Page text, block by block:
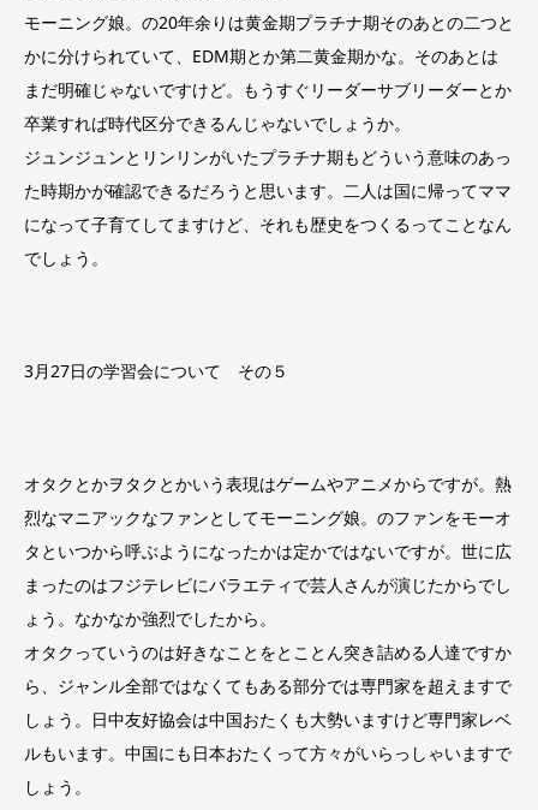
モーニング娘。の20年余りは黄金期プラチナ期そのあとの二つと
かに分けられていて、EDM期とか第二黄金期かな。そのあとは
まだ明確じゃないですけど。もうすぐリーダーサブリーダーとか
卒業すれば時代区分できるんじゃないでしょうか。
ジュンジュンとリンリンがいたプラチナ期もどういう意味のあっ
た時期かが確認できるだろうと思います。二人は国に帰ってママ
になって子育てしてますけど、それも歴史をつくるってことなん
でしょう。
3月27日の学習会について その５
オタクとかヲタクとかいう表現はゲームやアニメからですが。熱
烈なマニアックなファンとしてモーニング娘。のファンをモーオ
タといつから呼ぶようになったかは定かではないですが。世に広
まったのはフジテレビにバラエティで芸人さんが演じたからでし
ょう。なかなか強烈でしたから。
オタクっていうのは好きなことをとことん突き詰める人達ですか
ら、ジャンル全部ではなくてもある部分では専門家を超えますで
しょう。日中友好協会は中国おたくも大勢いますけど専門家レベ
ルもいます。中国にも日本おたくって方々がいらっしゃいますで
しょう。